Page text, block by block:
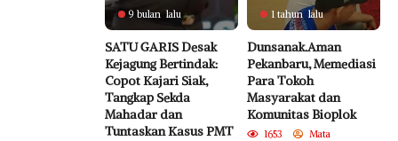
9 bulan lalu
SATU GARIS Desak
Kejagung Bertindak:
Copot Kajari Siak,
Tangkap Sekda
Mahadar dan
Tuntaskan Kasus PMT
1 tahun lalu
Dunsanak.Aman
Pekanbaru, Memediasi
Para Tokoh
Masyarakat dan
Komunitas Bioplok
1653 Mata